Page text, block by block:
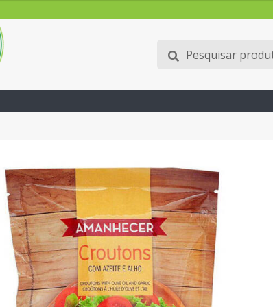
Pesquisar
por:
Pesquisa